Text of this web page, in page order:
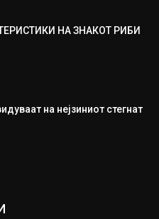
НА ЗНАКОТ РИБИ
на нејзиниот стегнат